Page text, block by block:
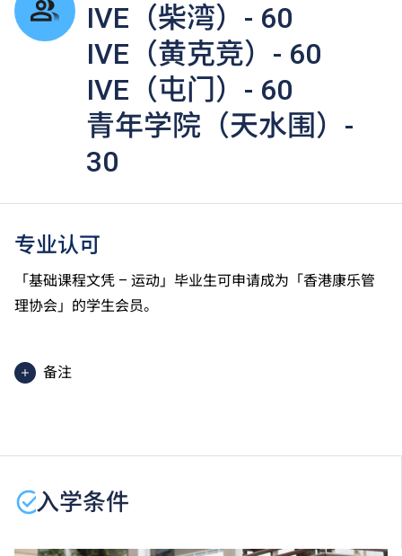
IVE（柴湾）- 60
IVE（黄克竞）- 60
IVE（屯门）- 60
青年学院（天水围）-
30
专业认可
「基础课程文凭 – 运动」毕业生可申请成为「香港康乐管
理协会」的学生会员。
备注
分校／上课地点。
入学条件